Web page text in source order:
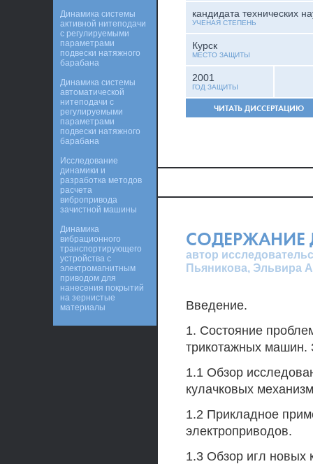
кандидата технических
УЧЕНАЯ СТЕПЕНЬ
Курск
МЕСТО ЗАЩИТЫ
2001
ГОД ЗАЩИТЫ
ЧИТАТЬ ДИССЕРТАЦИЮ
СОДЕРЖАНИЕ
автор
Пьяникова, Эльвира
Введение.
1. Состояние
трикотажных машин.
1.1 Обзор
кулачковых
1.2 Прикладное
электроприводов.
1.3 Обзор игл новых
Динамика системы
активной нитеподачи
с регулируемыми
параметрами
подвески натяжного
барабана
Динамика системы
автоматической
нитеподачи с
регулируемыми
параметрами
подвески натяжного
барабана
Исследование
динамики и
разработка методов
расчета
вибропривода
зачистной машины
Динамика
вибрационного
транспортирующего
устройства с
электромагнитным
приводом для
нанесения покрытий
на зернистые
материалы